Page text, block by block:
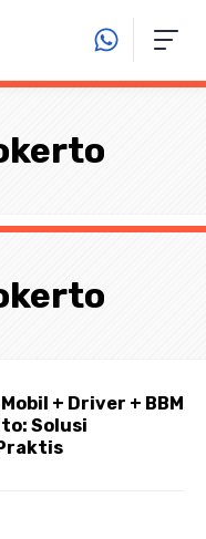
+ Driver + BBM
Solusi